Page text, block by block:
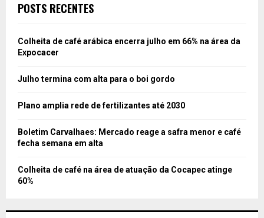
POSTS RECENTES
Colheita de café arábica encerra julho em 66% na área da
Expocacer
Julho termina com alta para o boi gordo
Plano amplia rede de fertilizantes até 2030
Boletim Carvalhaes: Mercado reage a safra menor e café
fecha semana em alta
Colheita de café na área de atuação da Cocapec atinge
60%